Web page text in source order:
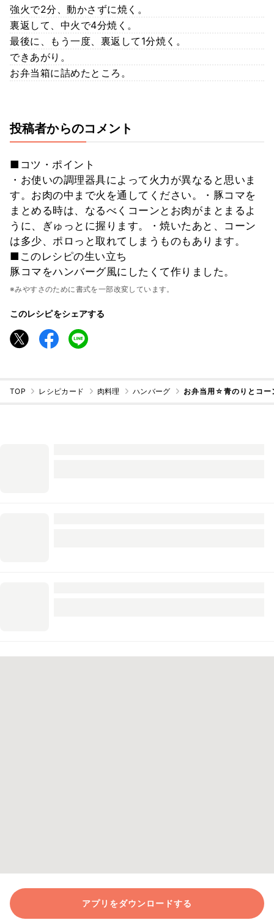
強火で2分、動かさずに焼く。
裏返して、中火で4分焼く。
最後に、もう一度、裏返して1分焼く。
できあがり。
お弁当箱に詰めたところ。
投稿者からのコメント
■コツ・ポイント
・お使いの調理器具によって火力が異なると思いま
す。お肉の中まで火を通してください。・豚コマを
まとめる時は、なるべくコーンとお肉がまとまるよ
うに、ぎゅっとに握ります。・焼いたあと、コーン
は多少、ポロっと取れてしまうものもあります。
■このレシピの生い立ち
豚コマをハンバーグ風にしたくて作りました。
※みやすさのために書式を一部改変しています。
このレシピをシェアする
TOP レシピカード 肉料理 ハンバーグ お弁当用☆青のりとコー
アプリをダウンロードする